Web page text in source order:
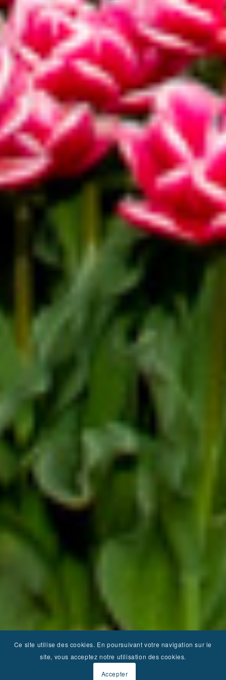
Ce site utilise des cookies. En poursuivant votre navigation sur le
site, vous acceptez notre utilisation des cookies.
Accepter